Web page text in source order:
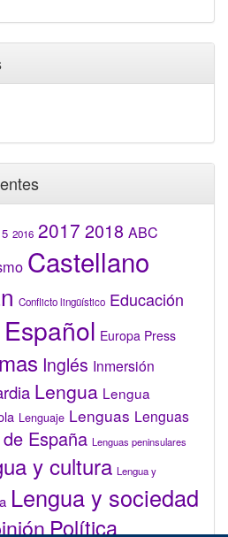
2016 2017 2018 ABC
Castellano
Conflicto lingüístico Educación
Español Europa Press
Inglés Inmersión
Lengua Lengua
Lenguaje Lenguas Lenguas
España Lenguas peninsulares
y cultura Lengua y
Lengua y sociedad
Política